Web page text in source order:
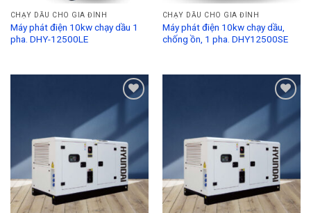
CHẠY DẦU CHO GIA ĐÌNH
Máy phát điện 10kw chạy dầu 1
pha. DHY-12500LE
CHẠY DẦU CHO GIA ĐÌNH
Máy phát điện 10kw chạy dầu,
chống ồn, 1 pha. DHY12500SE
Wishlist
Wishlist